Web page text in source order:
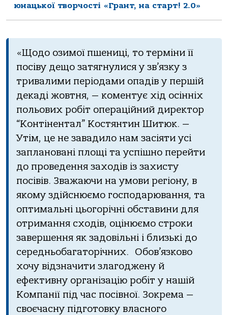
юнацької творчості «Грант, на старт! 2.0»
«Щодо озимої пшениці, то терміни її
посіву дещо затягнулися у зв’язку з
тривалими періодами опадів у першій
декаді жовтня, — коментує хід осінніх
польових робіт операційний директор
“Контінентал” Костянтин Шитюк. —
Утім, це не завадило нам засіяти усі
заплановані площі та успішно перейти
до проведення заходів із захисту
посівів. Зважаючи на умови регіону, в
якому здійснюємо господарювання, та
оптимальні цьогорічні обставини для
отримання сходів, оцінюємо строки
завершення як задовільні і близькі до
середньобагаторічних.
Обов’язково
хочу відзначити злагоджену й
ефективну організацію робіт у нашій
Компанії під час посівної. Зокрема —
своєчасну підготовку власного